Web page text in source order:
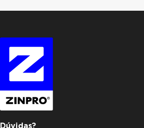
Dúvidas?